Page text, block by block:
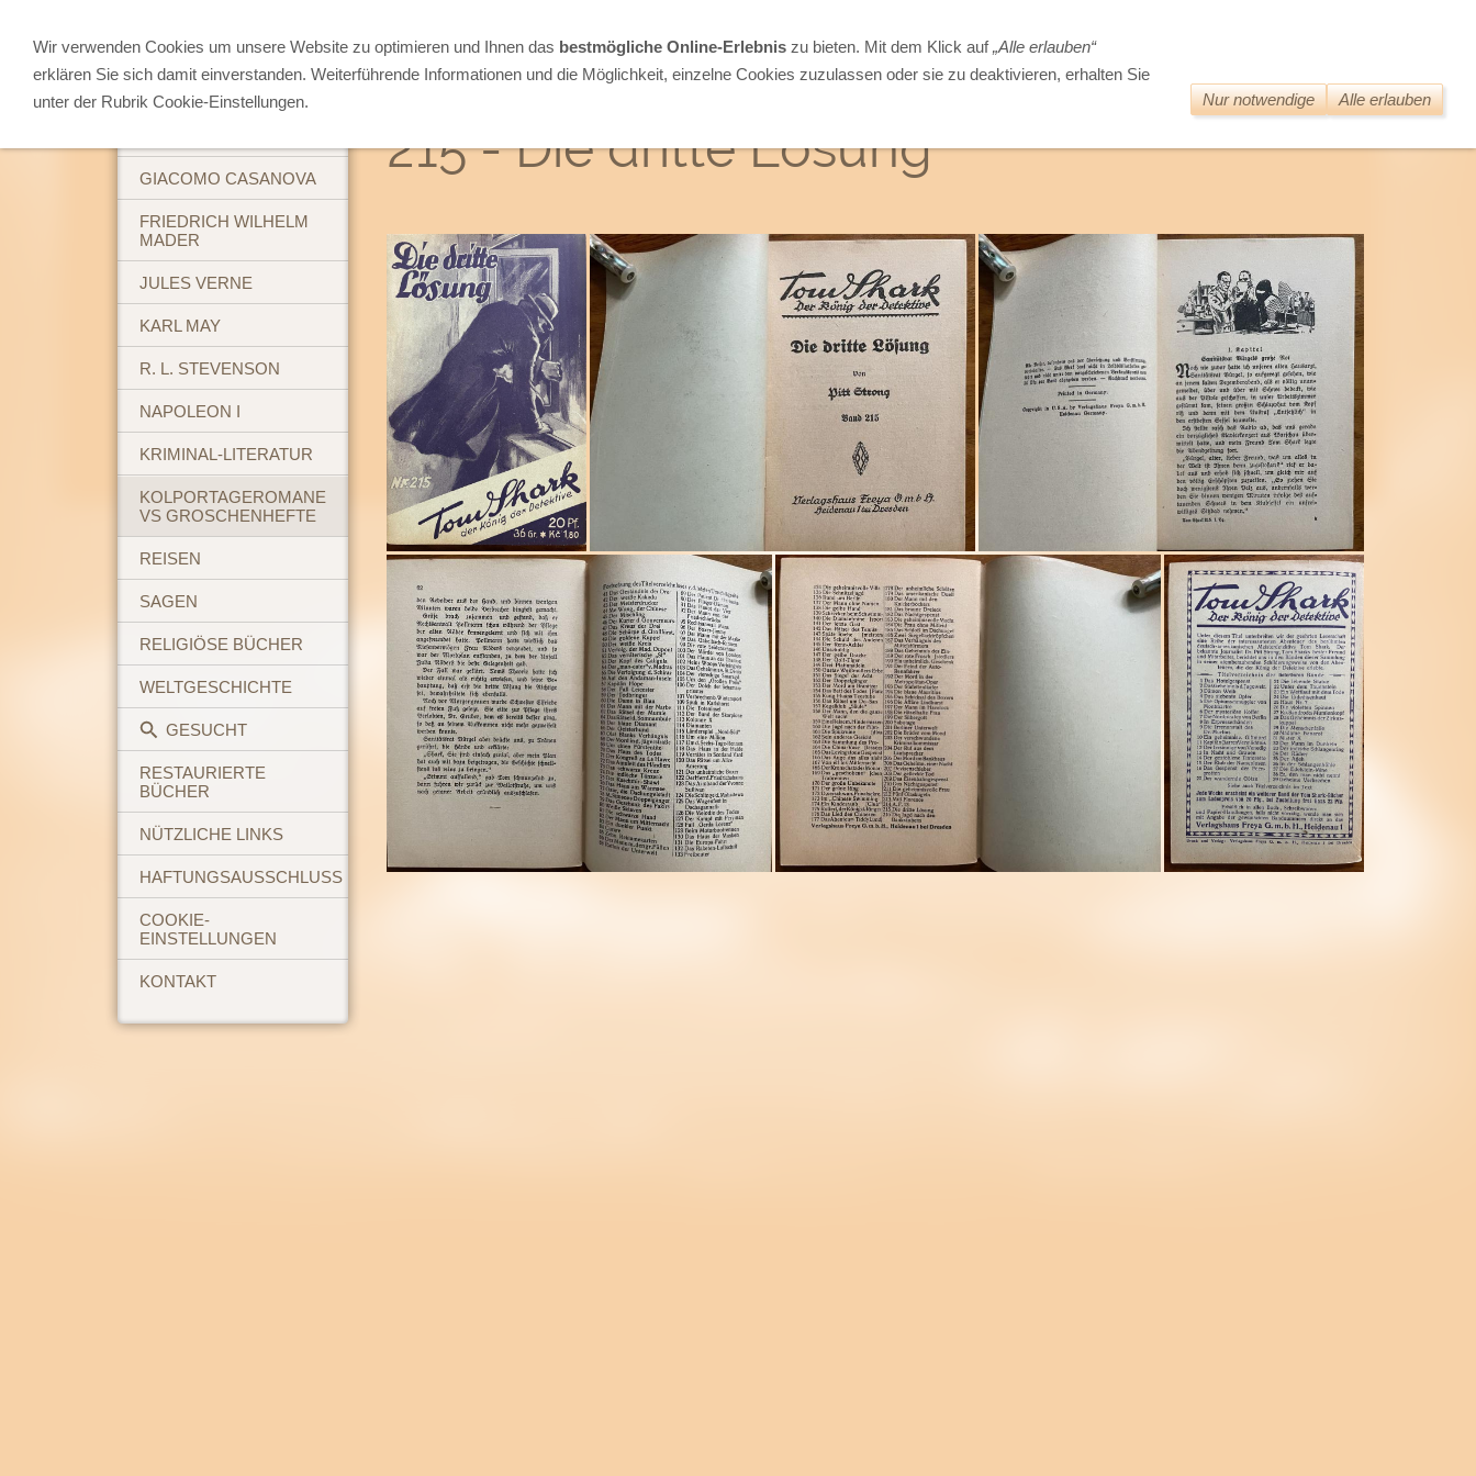
ABENTEUERBÜCHER
GIACOMO CASANOVA
FRIEDRICH WILHELM
MADER
JULES VERNE
KARL MAY
R. L. STEVENSON
NAPOLEON I
KRIMINAL-LITERATUR
KOLPORTAGEROMANE
VS GROSCHENHEFTE
REISEN
SAGEN
RELIGIÖSE BÜCHER
WELTGESCHICHTE
GESUCHT
RESTAURIERTE
BÜCHER
NÜTZLICHE LINKS
HAFTUNGSAUSSCHLUSS
COOKIE-
EINSTELLUNGEN
KONTAKT
215 - Die dritte Lösung
Wir verwenden Cookies um unsere Website zu optimieren und Ihnen das bestmögliche Online-Erlebnis zu bieten. Mit dem Klick auf„Alle erlauben“
erklären Sie sich damit einverstanden. Weiterführende Informationen und die Möglichkeit, einzelne Cookies zuzulassen oder sie zu deaktivieren, erhalten Sie
unter der Rubrik Cookie-Einstellungen.
Nur notwendige Alle erlauben